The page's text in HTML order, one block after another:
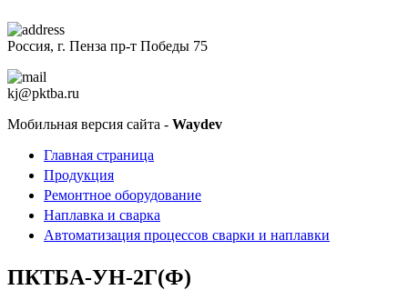
Россия, г. Пенза пр-т Победы 75
kj@pktba.ru
Мобильная версия сайта - Waydev
Главная страница
Продукция
Ремонтное оборудование
Наплавка и сварка
Автоматизация процессов сварки и наплавки
ПКТБА-УН-2Г(Ф)